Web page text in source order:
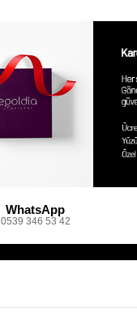
WhatsApp
0539 346 53 42